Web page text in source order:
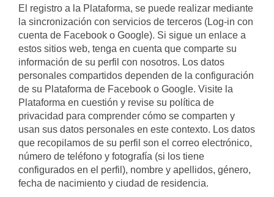
El registro a la Plataforma, se puede realizar mediante
la sincronización con servicios de terceros (Log-in con
cuenta de Facebook o Google). Si sigue un enlace a
estos sitios web, tenga en cuenta que comparte su
información de su perfil con nosotros. Los datos
personales compartidos dependen de la configuración
de su Plataforma de Facebook o Google. Visite la
Plataforma en cuestión y revise su política de
privacidad para comprender cómo se comparten y
usan sus datos personales en este contexto. Los datos
que recopilamos de su perfil son el correo electrónico,
número de teléfono y fotografía (si los tiene
configurados en el perfil), nombre y apellidos, género,
fecha de nacimiento y ciudad de residencia.